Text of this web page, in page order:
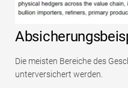
Die meisten Bereiche des
unterversichert werden.